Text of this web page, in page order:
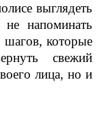
выглядеть
напоминать
которые
свежий
лица, но и